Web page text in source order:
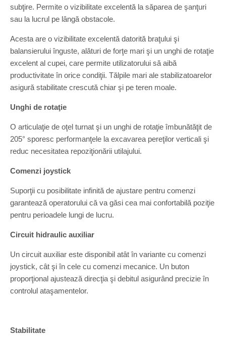
subţire. Permite o vizibilitate excelentă la săparea de şanţuri
sau la lucrul pe lângă obstacole.
Acesta are o vizibilitate excelentă datorită braţului şi
balansierului înguste, alături de forţe mari şi un unghi de rotaţie
excelent al cupei, care permite utilizatorului să aibă
productivitate în orice condiţii. Tălpile mari ale stabilizatoarelor
asigură stabilitate crescută chiar şi pe teren moale.
Unghi de rotaţie
O articulaţie de oţel turnat şi un unghi de rotaţie îmbunătăţit de
205° sporesc performanţele la excavarea pereţilor verticali şi
reduc necesitatea repoziţionării utilajului.
Comenzi joystick
Suporţii cu posibilitate infinită de ajustare pentru comenzi
garantează operatorului că va găsi cea mai confortabilă poziţie
pentru perioadele lungi de lucru.
Circuit hidraulic auxiliar
Un circuit auxiliar este disponibil atât în variante cu comenzi
joystick, cât şi în cele cu comenzi mecanice. Un buton
proporţional ajustează direcţia şi debitul asigurând precizie în
controlul ataşamentelor.
Stabilitate